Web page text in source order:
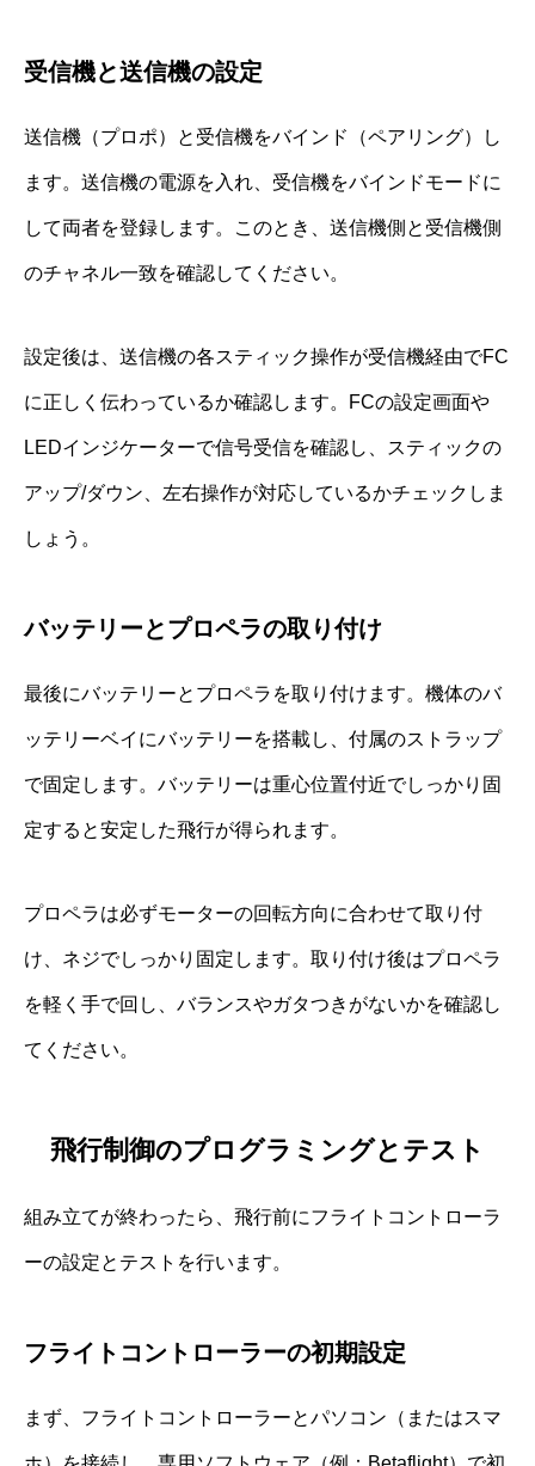
受信機と送信機の設定
送信機（プロポ）と受信機をバインド（ペアリング）し
ます。送信機の電源を入れ、受信機をバインドモードに
して両者を登録します。このとき、送信機側と受信機側
のチャネル一致を確認してください。
設定後は、送信機の各スティック操作が受信機経由でFC
に正しく伝わっているか確認します。FCの設定画面や
LEDインジケーターで信号受信を確認し、スティックの
アップ/ダウン、左右操作が対応しているかチェックしま
しょう。
バッテリーとプロペラの取り付け
最後にバッテリーとプロペラを取り付けます。機体のバ
ッテリーベイにバッテリーを搭載し、付属のストラップ
で固定します。バッテリーは重心位置付近でしっかり固
定すると安定した飛行が得られます。
プロペラは必ずモーターの回転方向に合わせて取り付
け、ネジでしっかり固定します。取り付け後はプロペラ
を軽く手で回し、バランスやガタつきがないかを確認し
てください。
飛行制御のプログラミングとテスト
組み立てが終わったら、飛行前にフライトコントローラ
ーの設定とテストを行います。
フライトコントローラーの初期設定
まず、フライトコントローラーとパソコン（またはスマ